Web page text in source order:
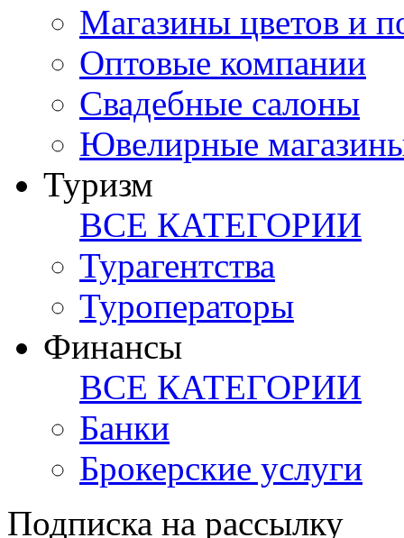
Магазины цветов и
Оптовые компании
Свадебные салоны
Ювелирные
Туризм
ВСЕ КАТЕГОРИИ
Турагентства
Туроператоры
Финансы
ВСЕ КАТЕГОРИИ
Банки
Брокерские услуги
Подписка на рассылку